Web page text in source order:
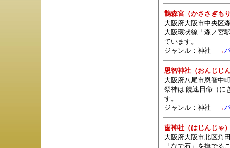
鵲森宮（かささぎも
大阪府大阪市中央区
大阪環状線「森ノ宮
ています。
ジャンル： 神社 →
恩智神社（おんじじ
大阪府八尾市恩智中
祭神は 饒速日命（に
す。
ジャンル： 神社 →
歯神社（はじんじゃ
大阪府大阪市北区角
「なで石」を撫でる